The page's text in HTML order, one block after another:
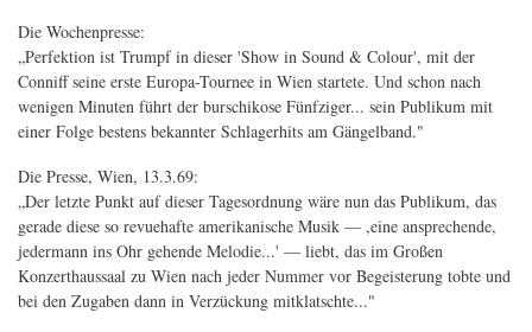
Die Wochenpresse:
„Perfektion ist Trumpf in dieser 'Show in Sound & Colour', mit der
Conniff seine erste Europa-Tournee in Wien startete. Und schon nach
wenigen Minuten führt der burschikose Fünfziger... sein Publikum mit
einer Folge bestens bekannter Schlagerhits am Gängelband."
Die Presse, Wien, 13.3.69:
„Der letzte Punkt auf dieser Tagesordnung wäre nun das Publikum, das
gerade diese so revuehafte amerikanische Musik — ,eine ansprechende,
jedermann ins Ohr gehende Melodie...' — liebt, das im Großen
Konzerthaussaal zu Wien nach jeder Nummer vor Begeisterung tobte und
bei den Zugaben dann in Verzückung mitklatschte..."